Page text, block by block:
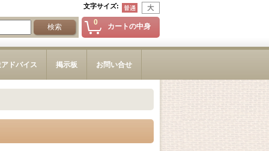
文字サイズ:
0 カートの中身
ドバイス 掲示板 お問い合せ